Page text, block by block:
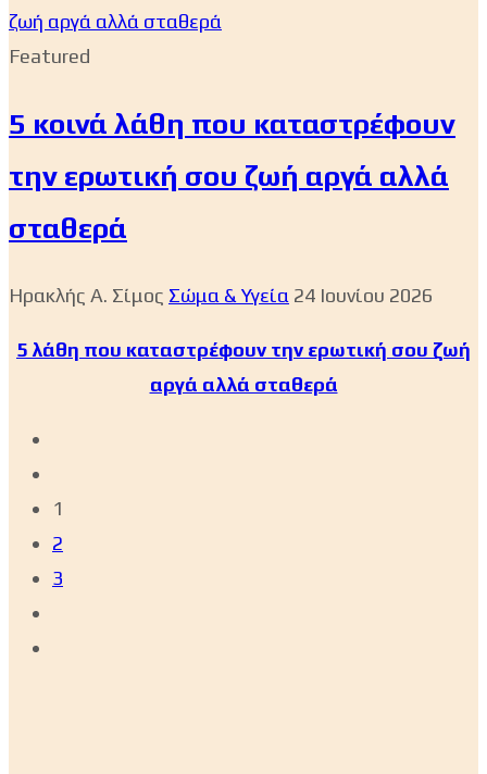
Featured
5 κοινά λάθη που καταστρέφουν
την ερωτική σου ζωή αργά αλλά
σταθερά
Ηρακλής Α. Σίμος Σώμα & Υγεία 24 Ιουνίου 2026
5 λάθη που καταστρέφουν την ερωτική σου ζωή
αργά αλλά σταθερά
1
2
3